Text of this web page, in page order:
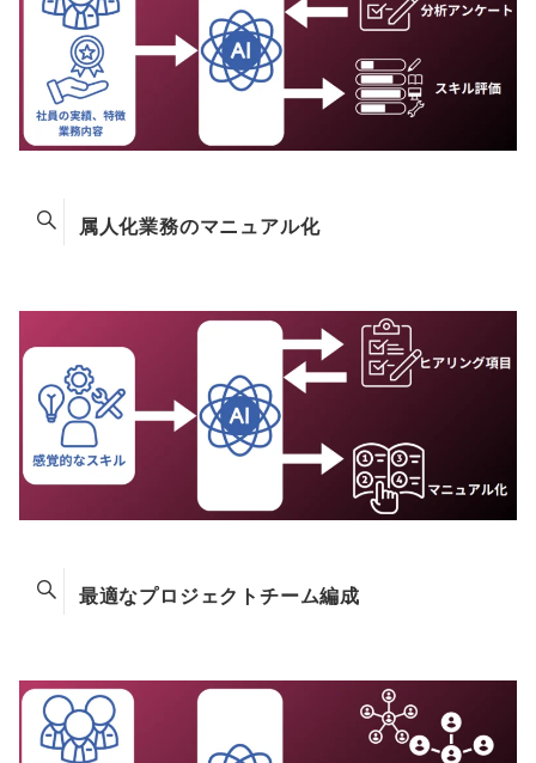
属人化業務のマニュアル化
最適なプロジェクトチーム編成